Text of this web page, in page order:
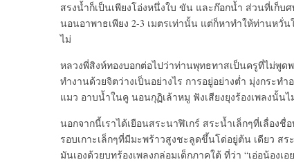
สรงน้ำก็เป็นเพียงโอ่งหนึ่งใบ ขัน และก๊อกน้ำ ส่วนที่เก็
นอนอาพาธเพียง 2-3 เมตรเท่านั้น แต่ก็หาทำให้ท่านหวั่
ไม่
หลวงพี่สิงห์ทองบอกต่อไปว่าท่านพุทธทาสเป็นครูที่ไม่พูด
ทำงานด้วยจิตว่างเป็นอย่างไร การอยู่อย่างต่ำ มุ่งกระท
แมว อาบน้ำในคู นอนกุฏิเล้าหมู ฟังเสียงยุงร้องเพลงนั้น
นอกจากนี้เราได้เยือนสระนาฬิเกร์ สระน้ำเล็กๆที่เลื่องชื่
รอบเกาะเล็กๆที่มีมะพร้าวสูงชะลูดขึ้นโด่อยู่ต้น เดียว ส
มันเองด้วยบทร้องเพลงกล่อมเด็กภาคใต้ ที่ว่า “เอ่อน้องเ